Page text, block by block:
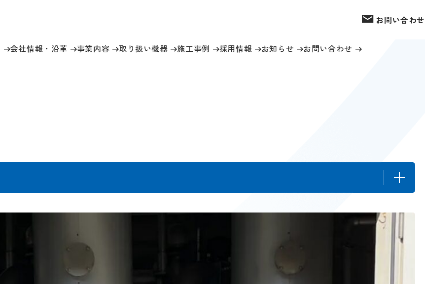
会社情報 ・沿革 事業内容 取り扱い機器 施工事例 採用情報 お知らせ お問い合わせ
お問い合わせ